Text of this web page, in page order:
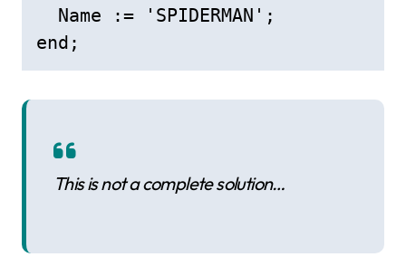
  Name := 'SPIDERMAN';
end;
This is not a complete solution…